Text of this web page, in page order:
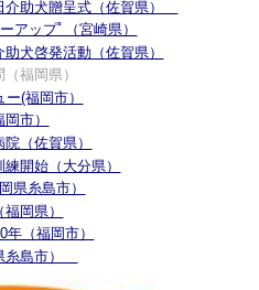
助犬贈呈式（佐賀県）
ップﾟ（宮崎県）
犬啓発活動（佐賀県）
福岡県）
(福岡市）
市）
（佐賀県）
開始（大分県）
県糸島市）
岡県）
（福岡市）
糸島市）